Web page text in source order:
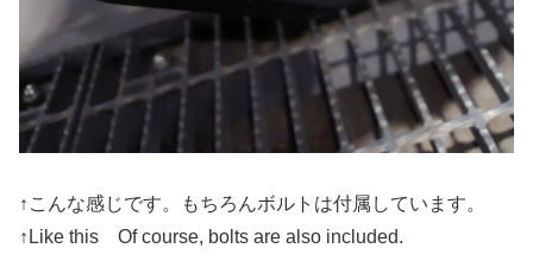
↑こんな感じです。もちろんボルトは付属しています。
↑Like this Of course, bolts are also included.